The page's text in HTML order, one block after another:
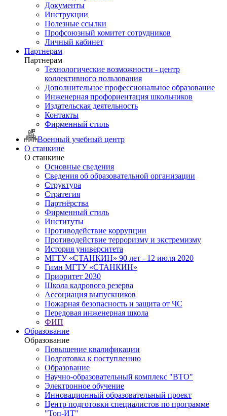
Документы
Инструкции
Полезные ссылки
Профсоюзный комитет сотрудников
Личный кабинет
Партнерам
Партнерам
Технологические возможности - центр
коллективного пользования
Дополнительное профессиональное образование
Инженерная профориентация школьников
Издательская деятельность
Контакты
Фирменный стиль
Военный учебный центр
О станкине
О станкине
Основные сведения
Сведения об образовательной организации
Структура
Стратегия
Партнёрства
Фирменный стиль
Институты
Противодействие коррупции
Противодействие терроризму и экстремизму
История университета
МГТУ «СТАНКИН» 90 лет - 12 июля 2020
Гимн МГТУ «СТАНКИН»
Приоритет 2030
Школа кадрового резерва
Ассоциация выпускников
Пожарная безопасность и защита от ЧС
Передовая инженерная школа
ФИП
Образование
Образование
Повышение квалификации
Подготовка к поступлению
Образование
Научно-образовательный комплекс "ВТО"
Электронное обучение
Инновационный образовательный проект
Центр подготовки специалистов по программе
"Топ-ИТ"